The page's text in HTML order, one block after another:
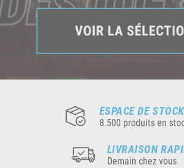
ESPACE DE
8.500 produits en
LIVRAISON
Demain chez vous